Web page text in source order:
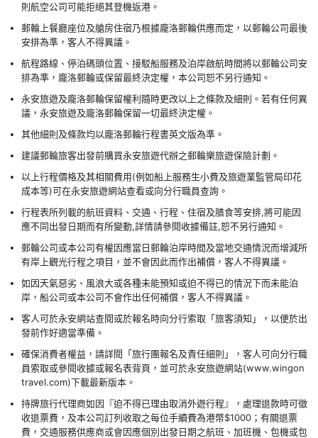
則航空公司可能拒絕其登機返港。
郵輪上餐廳座位及艙房住宿乃根據龐洛郵輪供應而定，以郵輪公司最後
安排為準，客人不得異議。
航程路線、停泊碼頭位置、接駁船服務及泊岸啟航時間將以郵輪公司安
排為準，龐洛郵輪或保留最終決定權，本公司恕不另行通知。
永安旅遊及龐洛郵輪保留權利隨時更改以上之條款及細則。若有任何異
議，永安旅遊及龐洛郵輪保留一切最終決定權。
其他細則及條款均以龐洛郵輪行程書英文版為準。
建議郵輪旅客出發前購買永安旅遊代辦之郵輪樂旅遊保險計劃。
以上行程價格及其相關費用(例如船上服務生小費及旅遊業監管局印花
成本等)可在永安旅遊網站查看或向分行職員查詢。
行程表所列載的航班資料、交通、行程、住宿及膳食等安排,將可能因
應不同出發日期而有所變動,詳情請參閱收據備註,恕不另行通知。
郵輪公司或本公司有權因應當日郵輪泊岸時間及當地交通情況而增減所
有岸上觀光行程之項目，並不會因此而作出補償，客人不得異議。
如因天氣惡劣、風浪大或各種未能預知或迫不得已的情況下而未能泊
岸，船公司或本公司不會作出任何補償，客人不得異議。
客人可於永安網站查閱或於報名時向分行索取「旅客須知」，以便於出
發前作好適當準備。
確保消費者權益，請詳閱「旅行團報名及責任細則」，客人可向分行職
員索取或參閱收據或報名表背頁，並可於永安旅遊網站(www.wingon
travel.com)下載最新版本。
持牌旅行代理商如因『迫不得已理由取消外遊行程』，處理退款時可徵
收退票費，及本公司訂列收取之每位手續費為港幣$1000；有關退票
費，交通服務供應商或會因應個別出發日期之航班、加班機、包機或包